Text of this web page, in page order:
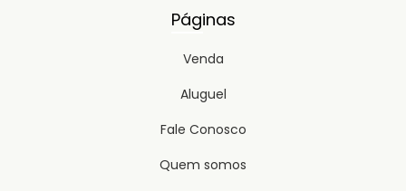
Páginas
Venda
Aluguel
Fale Conosco
Quem somos